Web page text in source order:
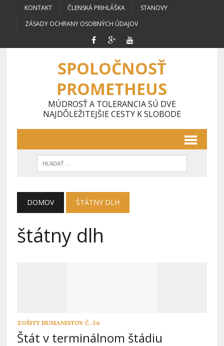
KONTAKT ČLENSKÁ PRIHLÁŠKA
STANOVY
ZÁSADY OCHRANY OSOBNÝCH ÚDAJOV
SPOLOČNOSŤ
PROMETHEUS
MÚDROSŤ A TOLERANCIA SÚ DVE
NAJDÔLEŽITEJŠIE CESTY K SLOBODE
DOMOV ŠTÁTNY DLH
štátny dlh
ZOŠITY HUMANISTOV Č. 56
Štát v terminálnom štádiu